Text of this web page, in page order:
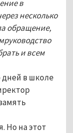
в
несколько
обращение,
ивсем
дней в школе
Но на этот